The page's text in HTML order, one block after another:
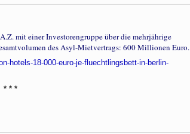
mit einer Investorengruppe über die mehrjährige
des Asyl-Mietvertrags: 600 Millionen Euro.
hotels-18-000-euro-je-fluechtlingsbett-in-berlin-
* * *